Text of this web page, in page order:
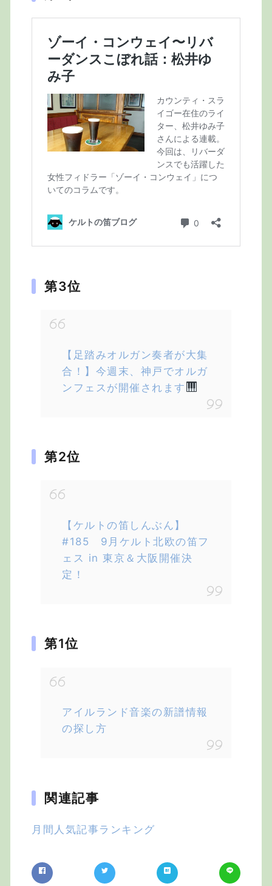
第3位
【足踏みオルガン奏者が大集
合！】今週末、神戸でオルガ
ンフェスが開催されます
第2位
【ケルトの笛しんぶん】
#185 9月ケルト北欧の笛フ
ェス in 東京＆大阪開催決
定！
第1位
アイルランド音楽の新譜情報
の探し方
関連記事
月間人気記事ランキング